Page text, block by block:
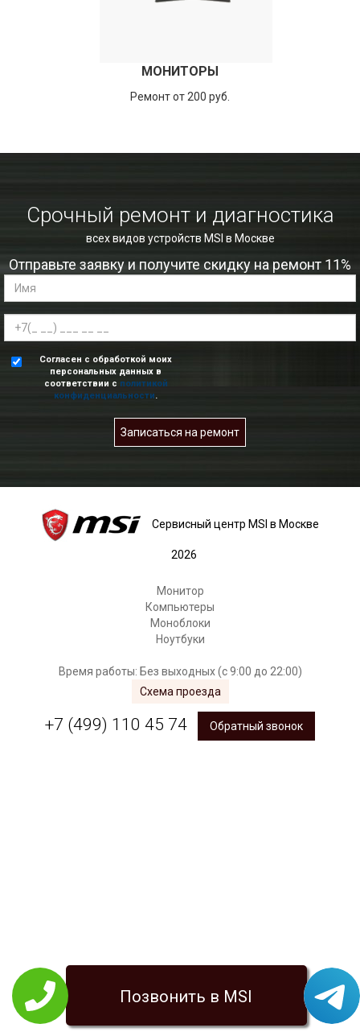
МОНИТОРЫ
Ремонт от 200 руб.
Срочный ремонт и диагностика
всех видов устройств MSI в Москве
Отправьте заявку и получите скидку на ремонт 11%
Согласен с обработкой моих
персональных данных в
соответствии с политикой
конфиденциальности.
Записаться на ремонт
Сервисный центр MSI в Москве
2026
Монитор
Компьютеры
Моноблоки
Ноутбуки
Время работы: Без выходных (с 9:00 до 22:00)
Схема проезда
+7 (499) 110 45 74 Обратный звонок
Позвонить в MSI